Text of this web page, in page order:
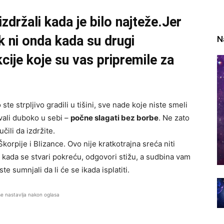
kada je bilo najteže.Jer
ni onda kada su drugi
koje su vas pripremile za
strpljivo gradili u tišini, sve nade koje niste smeli
duboko u sebi – počne slagati bez borbe. Ne zato
da izdržite.
i Blizance. Ovo nije kratkotrajna sreća niti
kada se stvari pokreću, odgovori stižu, a sudbina vam
sumnjali da li će se ikada isplatiti.
nastavlja nakon oglasa